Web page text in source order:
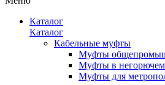
Каталог
Каталог
Кабельные муфты
Муфты
Муфты в
Муфты для